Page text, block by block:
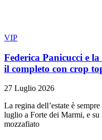
VIP
Federica Panicucci e
il completo con crop
27 Luglio 2026
La regina dell’estate è
luglio a Forte dei Marmi, e
mozzafiato